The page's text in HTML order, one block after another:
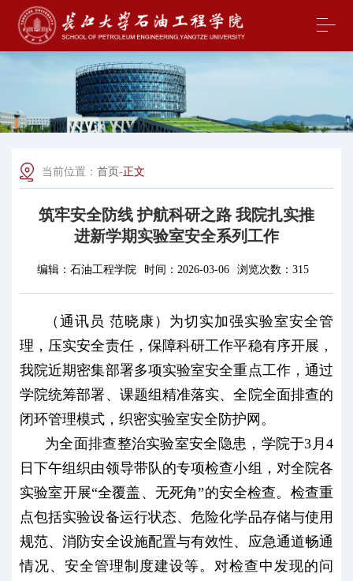
当前位置： 首页-正文
筑牢安全防线 护航科研之路 我院扎实推
进新学期实验室安全系列工作
编辑： 石油工程学院 时间： 2026-03-06 浏览次数： 315
（通讯员 范晓康）为切实加强实验室安全管
理，压实安全责任，保障科研工作平稳有序开展，
我院近期密集部署多项实验室安全重点工作，通过
学院统筹部署、课题组精准落实、全院全面排查的
闭环管理模式，织密实验室安全防护网。
为全面排查整治实验室安全隐患，学院于3月4
日下午组织由领导带队的专项检查小组，对全院各
实验室开展“全覆盖、无死角”的安全检查。检查重
点包括实验设备运行状态、危险化学品存储与使用
规范、消防安全设施配置与有效性、应急通道畅通
情况、安全管理制度建设等。对检查中发现的问